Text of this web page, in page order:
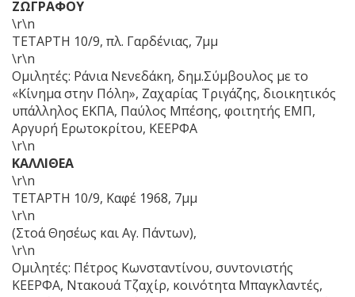
ΖΩΓΡΑΦΟΥ
\r\n
ΤΕΤΑΡΤΗ 10/9, πλ. Γαρδένιας, 7μμ
\r\n
Ομιλητές: Ράνια Νενεδάκη, δημ.Σύμβουλος με το
«Κίνημα στην Πόλη», Ζαχαρίας Τριγάζης, διοικητικός
υπάλληλος ΕΚΠΑ, Παύλος Μπέσης, φοιτητής ΕΜΠ,
Αργυρή Ερωτοκρίτου, ΚΕΕΡΦΑ
\r\n
ΚΑΛΛΙΘΕΑ
\r\n
ΤΕΤΑΡΤΗ 10/9, Καφέ 1968, 7μμ
\r\n
(Στοά Θησέως και Αγ. Πάντων),
\r\n
Ομιλητές: Πέτρος Κωνσταντίνου, συντονιστής
ΚΕΕΡΦΑ, Ντακουά Τζαχίρ, κοινότητα Μπαγκλαντές,